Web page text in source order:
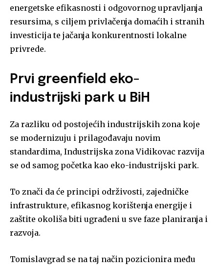
energetske efikasnosti i odgovornog upravljanja
resursima, s ciljem privlačenja domaćih i stranih
investicija te jačanja konkurentnosti lokalne
privrede.
Prvi greenfield eko-
industrijski park u BiH
Za razliku od postojećih industrijskih zona koje
se modernizuju i prilagođavaju novim
standardima, Industrijska zona Vidikovac razvija
se od samog početka kao eko-industrijski park.
To znači da će principi održivosti, zajedničke
infrastrukture, efikasnog korištenja energije i
zaštite okoliša biti ugrađeni u sve faze planiranja i
razvoja.
Tomislavgrad se na taj način pozicionira među